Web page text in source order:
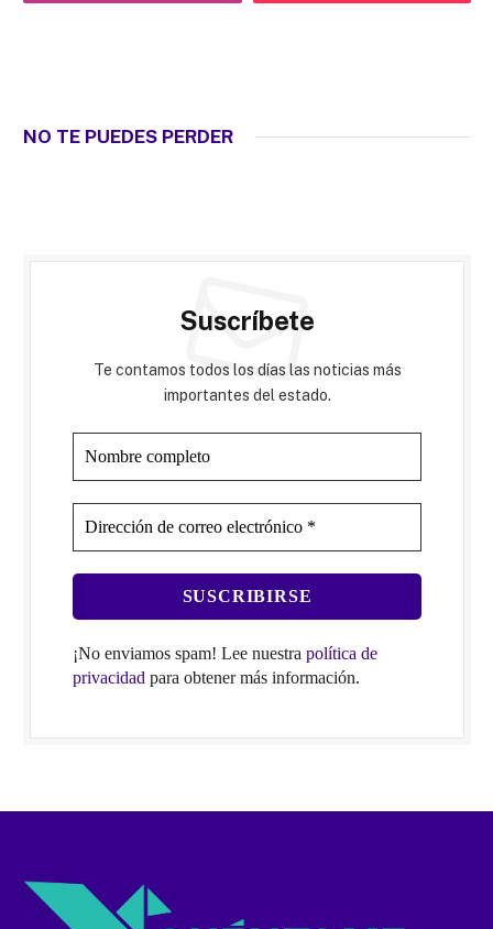
NO TE PUEDES PERDER
Suscríbete
Te contamos todos los días las noticias más
importantes del estado.
¡No enviamos spam! Lee nuestra política de
privacidad para obtener más información.